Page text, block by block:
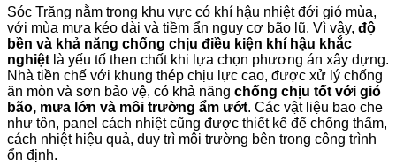
Sóc Trăng nằm trong khu vực có khí hậu nhiệt đới gió mùa,
với mùa mưa kéo dài và tiềm ẩn nguy cơ bão lũ. Vì vậy, độ
bền và khả năng chống chịu điều kiện khí hậu khắc
nghiệt là yếu tố then chốt khi lựa chọn phương án xây dựng.
Nhà tiền chế với khung thép chịu lực cao, được xử lý chống
ăn mòn và sơn bảo vệ, có khả năng chống chịu tốt với gió
bão, mưa lớn và môi trường ẩm ướt. Các vật liệu bao che
như tôn, panel cách nhiệt cũng được thiết kế để chống thấm,
cách nhiệt hiệu quả, duy trì môi trường bên trong công trình
ổn định.